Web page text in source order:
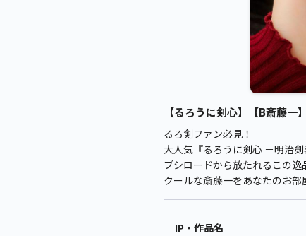
【るろうに剣心】【B斎藤
るろ剣ファン必見！
大人気『るろうに剣心 －明治
ブシロードから放たれるこの
クールな斎藤一をあなたのお
IP・作品名